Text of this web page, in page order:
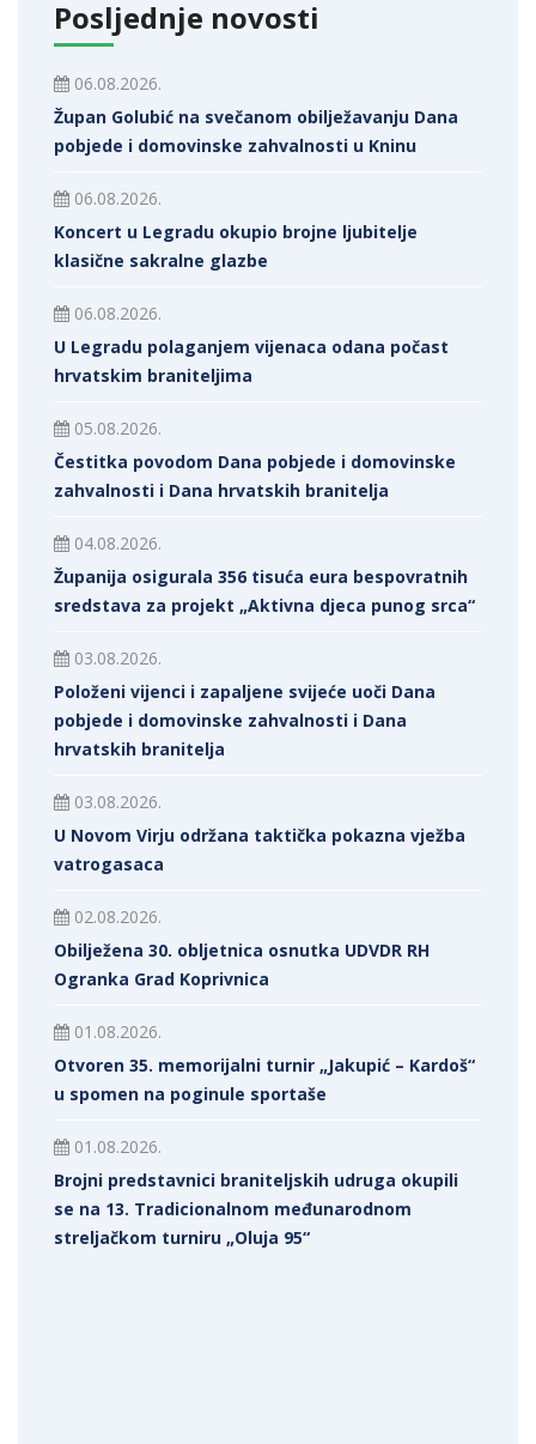
Posljednje novosti
06.08.2026.
Župan Golubić na svečanom obilježavanju Dana
pobjede i domovinske zahvalnosti u Kninu
06.08.2026.
Koncert u Legradu okupio brojne ljubitelje
klasične sakralne glazbe
06.08.2026.
U Legradu polaganjem vijenaca odana počast
hrvatskim braniteljima
05.08.2026.
Čestitka povodom Dana pobjede i domovinske
zahvalnosti i Dana hrvatskih branitelja
04.08.2026.
Županija osigurala 356 tisuća eura bespovratnih
sredstava za projekt „Aktivna djeca punog srca“
03.08.2026.
Položeni vijenci i zapaljene svijeće uoči Dana
pobjede i domovinske zahvalnosti i Dana
hrvatskih branitelja
03.08.2026.
U Novom Virju održana taktička pokazna vježba
vatrogasaca
02.08.2026.
Obilježena 30. obljetnica osnutka UDVDR RH
Ogranka Grad Koprivnica
01.08.2026.
Otvoren 35. memorijalni turnir „Jakupić – Kardoš“
u spomen na poginule sportaše
01.08.2026.
Brojni predstavnici braniteljskih udruga okupili
se na 13. Tradicionalnom međunarodnom
streljačkom turniru „Oluja 95“